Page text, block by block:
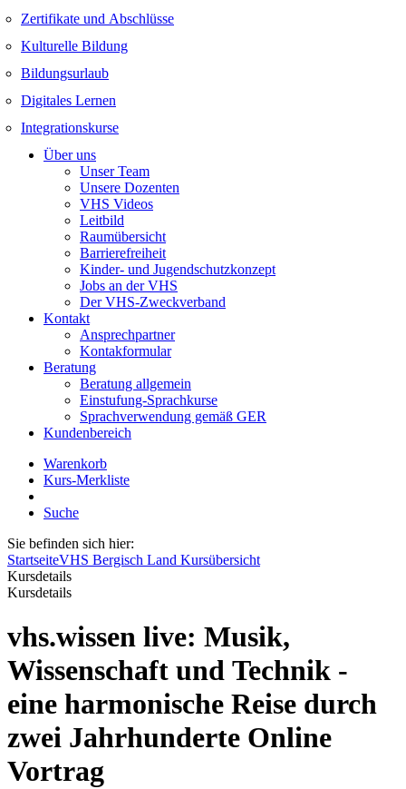
Zertifikate und Abschlüsse
Kulturelle Bildung
Bildungsurlaub
Digitales Lernen
Integrationskurse
Über uns
Unser Team
Unsere Dozenten
VHS Videos
Leitbild
Raumübersicht
Barrierefreiheit
Kinder- und Jugendschutzkonzept
Jobs an der VHS
Der VHS-Zweckverband
Kontakt
Ansprechpartner
Kontakformular
Beratung
Beratung allgemein
Einstufung-Sprachkurse
Sprachverwendung gemäß GER
Kundenbereich
Warenkorb
Kurs-Merkliste
Suche
Sie befinden sich hier:
StartseiteVHS Bergisch Land Kursübersicht
Kursdetails
Kursdetails
vhs.wissen live: Musik,
Wissenschaft und Technik -
eine harmonische Reise durch
zwei Jahrhunderte Online
Vortrag